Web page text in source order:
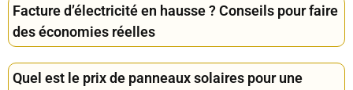
Facture d’électricité en hausse ? Conseils pour faire
des économies réelles
Quel est le prix de panneaux solaires pour une